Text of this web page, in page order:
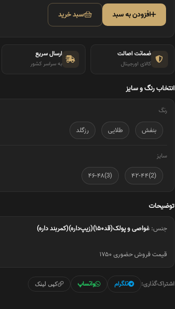
افزودن به سبد سبد خرید
ضمانت اصالت
کالای اورجینال
ارسال سریع
به سراسر کشور
انتخاب رنگ و سایز
رنگ
بنفش طلایی رزگلد
سایز
(2)۴۲-۴۴ (3)۴۶-۴۸
توضیحات
جنس:غواصی و پولک(قد۱۵۰)(زیپ‌داره)(کمربند داره)
قیمت فروش حضوری ۱۷۵۰
اشتراک‌گذاری: تلگرام واتساپ کپی لینک